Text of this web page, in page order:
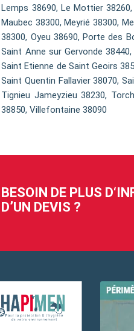
Lemps 38690, Le Mottier 38260,
Maubec 38300, Meyrié 38300,
38300, Oyeu 38690, Porte des
Saint Anne sur Gervonde
Saint Etienne de Saint Geoirs
Saint Quentin Fallavier 38070,
Tignieu Jameyzieu 38230,
38850, Villefontaine 38090
BESOIN DE PLUS
D’UN DEVIS ?